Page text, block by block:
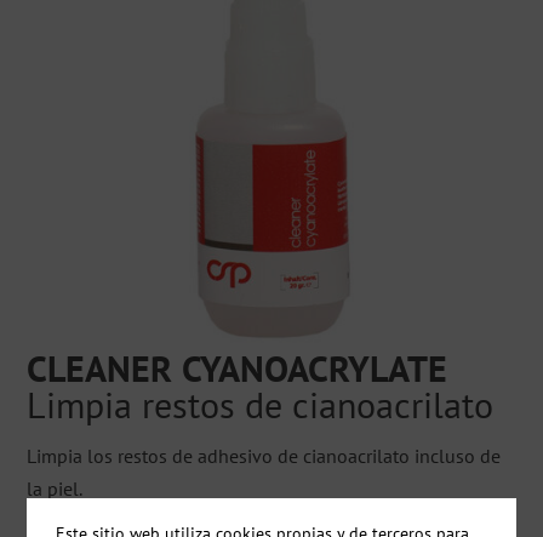
CLEANER CYANOACRYLATE
Limpia restos de cianoacrilato
Limpia los restos de adhesivo de cianoacrilato incluso de
la piel.